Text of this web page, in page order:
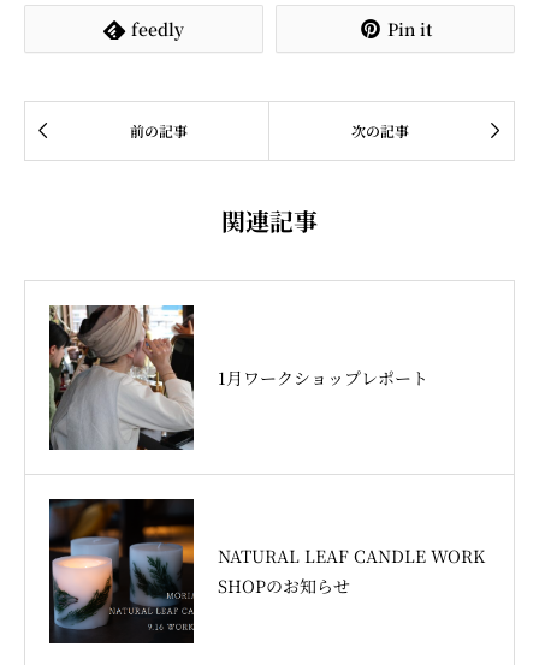
 feedly  Pin it
 前の記事 次の記事 
関連記事
1月ワークショップレポート
NATURAL LEAF CANDLE WORK
SHOPのお知らせ